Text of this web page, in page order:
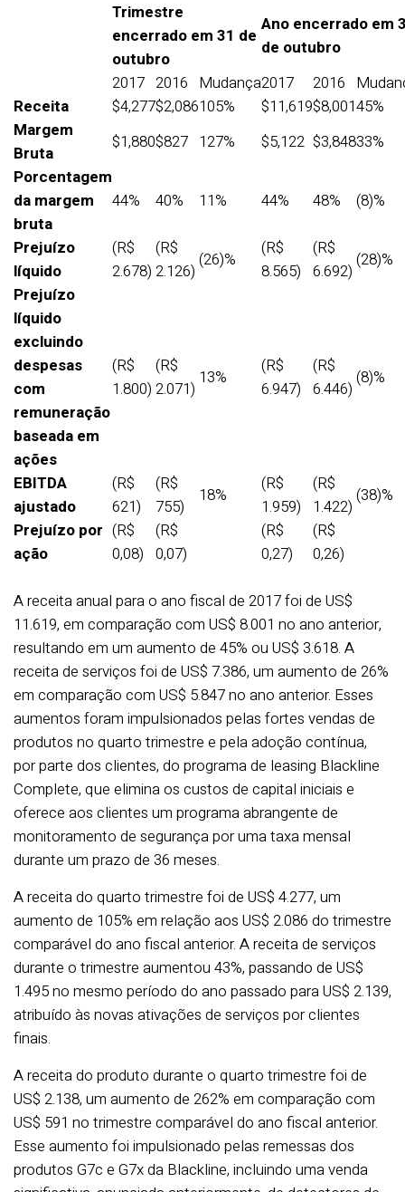
Trimestre
encerrado em 31 de
outubro
Ano encerrado em
de outubro
2017 2016 Mudança2017 2016
Receita
$4,277$2,086105% $11,619$8,00145%
Margem
Bruta
$1,880$827 127% $5,122 $3,84833%
Porcentagem
da margem
bruta
44% 40% 11% 44% 48% (8)%
Prejuízo
líquido
(R$
2.678)
(R$
2.126)
(26)%
(R$
8.565)
(R$
6.692)
(28)%
Prejuízo
líquido
excluindo
despesas
com
remuneração
baseada em
ações
(R$
1.800)
(R$
2.071)
13%
(R$
6.947)
(R$
6.446)
(8)%
EBITDA
ajustado
(R$
621)
(R$
755)
18%
(R$
1.959)
(R$
1.422)
(38)%
Prejuízo por
ação
(R$
0,08)
(R$
0,07)
(R$
0,27)
(R$
0,26)
A receita anual para o ano fiscal de 2017 foi de US$
11.619, em comparação com US$ 8.001 no ano anterior,
resultando em um aumento de 45% ou US$ 3.618. A
receita de serviços foi de US$ 7.386, um aumento de 26%
em comparação com US$ 5.847 no ano anterior. Esses
aumentos foram impulsionados pelas fortes vendas de
produtos no quarto trimestre e pela adoção contínua,
por parte dos clientes, do programa de leasing Blackline
Complete, que elimina os custos de capital iniciais e
oferece aos clientes um programa abrangente de
monitoramento de segurança por uma taxa mensal
durante um prazo de 36 meses.
A receita do quarto trimestre foi de US$ 4.277, um
aumento de 105% em relação aos US$ 2.086 do trimestre
comparável do ano fiscal anterior. A receita de serviços
durante o trimestre aumentou 43%, passando de US$
1.495 no mesmo período do ano passado para US$ 2.139,
atribuído às novas ativações de serviços por clientes
finais.
A receita do produto durante o quarto trimestre foi de
US$ 2.138, um aumento de 262% em comparação com
US$ 591 no trimestre comparável do ano fiscal anterior.
Esse aumento foi impulsionado pelas remessas dos
produtos G7c e G7x da Blackline, incluindo uma venda